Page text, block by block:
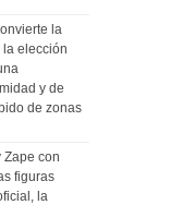
la
elección
y de
de zonas
Zape con
figuras
la